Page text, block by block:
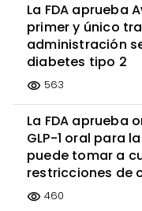
La FDA aprueba
primer y único
administración
diabetes tipo 2
visibility 563
La FDA aprueba
GLP-1 oral para
puede tomar a
restricciones de
visibility 460